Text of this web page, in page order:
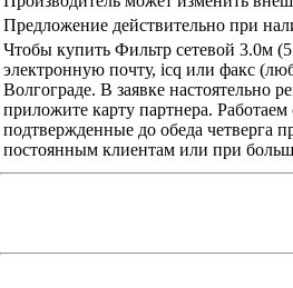
Предложение действительно при
Чтобы купить Фильтр сетевой 3.0м
электронную почту, icq или факс
Волгограде. В заявке настоятельно
приложите карту партнера.
подтвержденные до обеда четверга
постоянным клиентам или при